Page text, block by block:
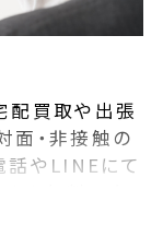
配買取や出張
面・非接触の
話やLINEにて
た無料の宅